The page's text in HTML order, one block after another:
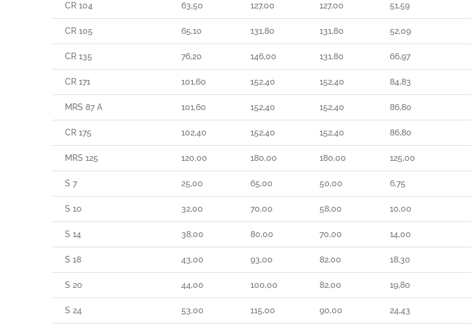
CR 104 63,50 127,00 127,00 51,59
CR 105 65,10 131,80 131,80 52,09
CR 135 76,20 146,00 131,80 66,97
CR 171 101,60 152,40 152,40 84,83
MRS 87 A 101,60 152,40 152,40 86,80
CR 175 102,40 152,40 152,40 86,80
MRS 125 120,00 180,00 180,00 125,00
S 7 25,00 65,00 50,00 6,75
S 10 32,00 70,00 58,00 10,00
S 14 38,00 80,00 70,00 14,00
S 18 43,00 93,00 82,00 18,30
S 20 44,00 100,00 82,00 19,80
S 24 53,00 115,00 90,00 24,43